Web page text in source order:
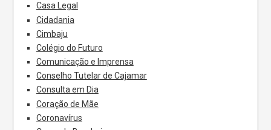
Casa Legal
Cidadania
Cimbaju
Colégio do Futuro
Comunicação e Imprensa
Conselho Tutelar de Cajamar
Consulta em Dia
Coração de Mãe
Coronavírus